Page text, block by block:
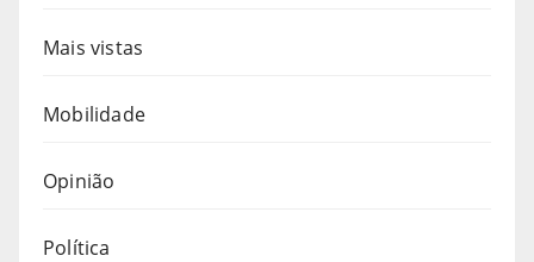
Mais vistas
Mobilidade
Opinião
Política